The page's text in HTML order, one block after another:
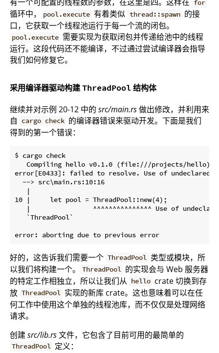
有一个可配置的线程数的参数，在这里是四。这样在 for
循环中， pool.execute 有着类似 thread::spawn 的接
口，它获取一个线程池运行于每一个流的闭包。
pool.execute 需要实现为获取闭包并传递给池中的线程
运行。这段代码还不能编译，不过通过尝试编译器会指导
我们如何修复它。
采用编译器驱动构建ThreadPool 结构体
继续并对示例 20-12 中的 src/main.rs做出修改，并利用来
自
cargo check 的编译器错误来驱动开发。下面是我们
得到的第一个错误：
$ cargo check
   Compiling hello v0.1.0 (file:///projects/hello)
error[E0433]: failed to resolve. Use of undeclared
  --> src\main.rs:10:16
   |
10 |     let pool = ThreadPool::new(4);
|                ^^^^^^^^^^^^^^^ Use of
   `ThreadPool`
好的，这告诉我们需要一个 ThreadPool 类型或模块，所
以我们将构建一个。
ThreadPool 的实现会与 Web 服务器
的特定工作相独立，所以让我们从 hello crate 切换到存
放 ThreadPool 实现的新库 crate。这也意味着可以在任
何工作中使用这个单独的线程池库，而不仅仅是处理网络
请求。
创建src/lib.rs文件，它包含了目前可用的最简单的
ThreadPool 定义：